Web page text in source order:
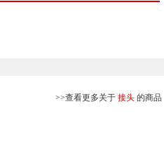
>>查看更多关于 接头 的商品